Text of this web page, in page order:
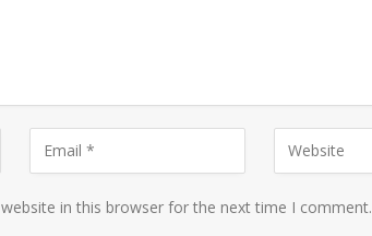
in this browser for the next time I comment.